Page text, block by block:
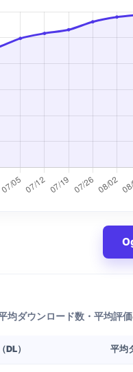
ダウンロード数・平均評価
DL） 平均